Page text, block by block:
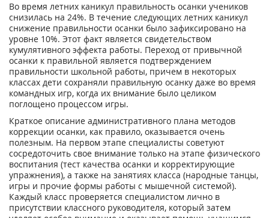
Во время летних каникул правильность осанки учеников
снизилась на 24%. В течение следующих летних каникул
снижение правильности осанки было зафиксировано на
уровне 10%. Этот факт является свидетельством
кумулятивного эффекта работы. Переход от привычной
осанки к правильной является подтверждением
правильности школьной работы, причем в некоторых
классах дети сохраняли правильную осанку даже во время
командных игр, когда их внимание было целиком
поглощено процессом игры.
Краткое описание административного плана методов
коррекции осанки, как правило, оказывается очень
полезным. На первом этапе специалисты советуют
сосредоточить свое внимание только на этапе физического
воспитания (тест качества осанки и корректирующие
упражнения), а также на занятиях класса (народные танцы,
игры и прочие формы работы с мышечной системой).
Каждый класс проверяется специалистом лично в
присутствии классного руководителя, который затем